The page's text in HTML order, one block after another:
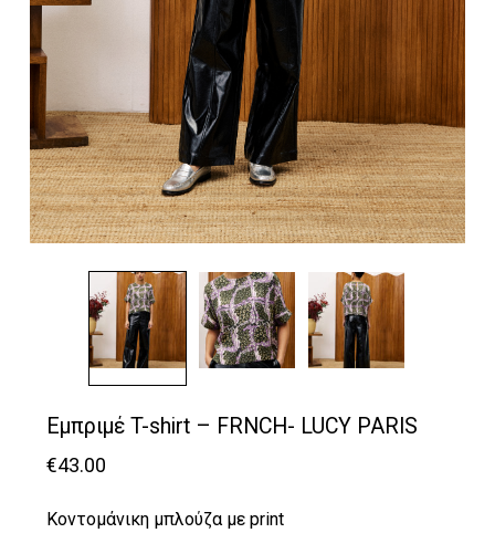
Εμπριμέ T-shirt – FRNCH- LUCY PARIS
€43.00
Κοντομάνικη μπλούζα με print